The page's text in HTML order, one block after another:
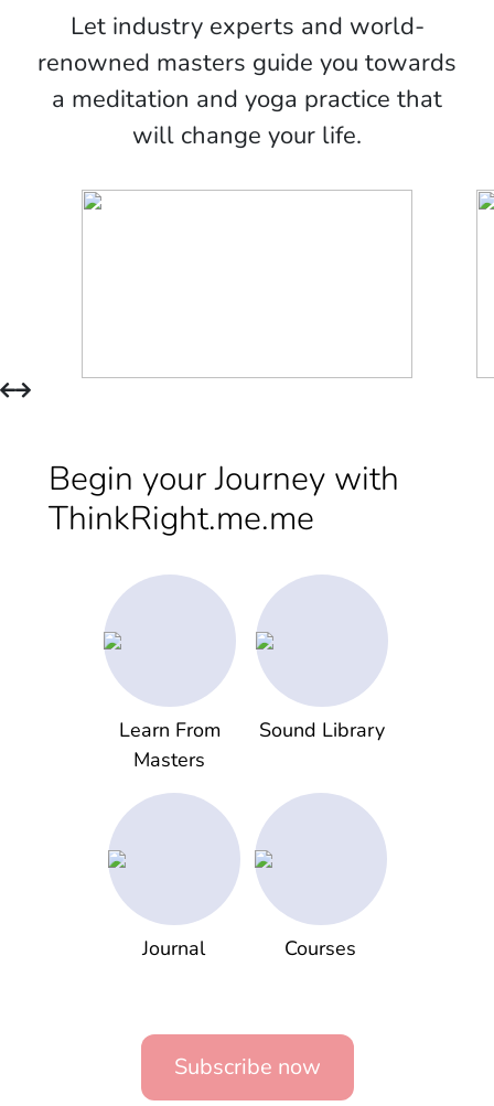
Let industry experts and world-
renowned masters guide you towards
a meditation and yoga practice that
will change your life.
Begin your Journey with
ThinkRight.me.me
Learn From
Masters
Sound Library
Journal Courses
Subscribe now